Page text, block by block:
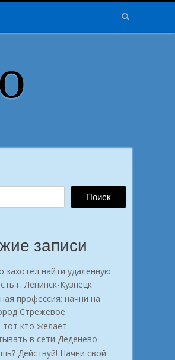
Поиск
записи
захотел найти удаленную
г. Ленинск-Кузнецк
профессия: начни на
Стрежевое
тот кто желает
в сети Деденево
Действуй! Начни свой